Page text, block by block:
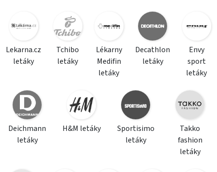
Lekarna.cz
letáky
Tchibo
letáky
Lékarny
Medifin
letáky
Decathlon
letáky
Envy
sport
letáky
Deichmann
letáky
H&M letáky
Sportisimo
letáky
Takko
fashion
letáky